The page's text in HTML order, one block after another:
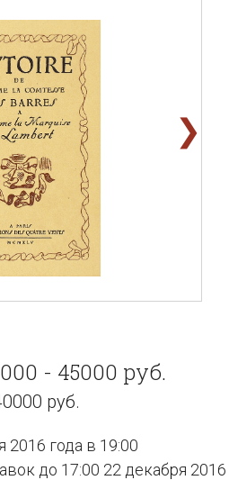
❯
- 45000 руб.
руб.
2016 года в 19:00
до 17:00 22 декабря 2016